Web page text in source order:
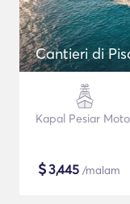
Cantieri di
Kapal Pesiar
$3,445 /malam